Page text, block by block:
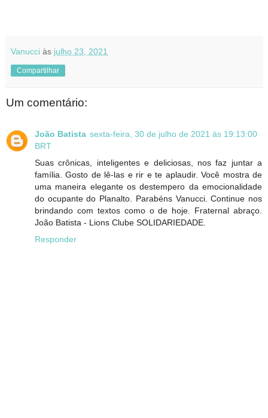
Vanucci às julho 23, 2021
Compartilhar
Um comentário:
João Batista sexta-feira, 30 de julho de 2021 às 19:13:00
BRT
Suas crônicas, inteligentes e deliciosas, nos faz juntar a
família. Gosto de lê-las e rir e te aplaudir. Você mostra de
uma maneira elegante os destempero da emocionalidade
do ocupante do Planalto. Parabéns Vanucci. Continue nos
brindando com textos como o de hoje. Fraternal abraço.
João Batista - Lions Clube SOLIDARIEDADE.
Responder